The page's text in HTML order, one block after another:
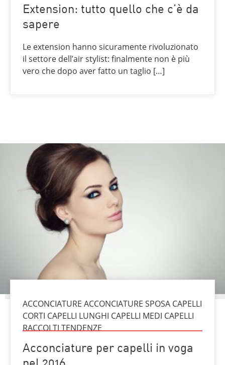
Extension: tutto quello che c’è da
sapere
Le extension hanno sicuramente rivoluzionato
il settore dell’air stylist: finalmente non è più
vero che dopo aver fatto un taglio […]
ACCONCIATURE ACCONCIATURE SPOSA CAPELLI
CORTI CAPELLI LUNGHI CAPELLI MEDI CAPELLI
RACCOLTI TENDENZE
Acconciature per capelli in voga